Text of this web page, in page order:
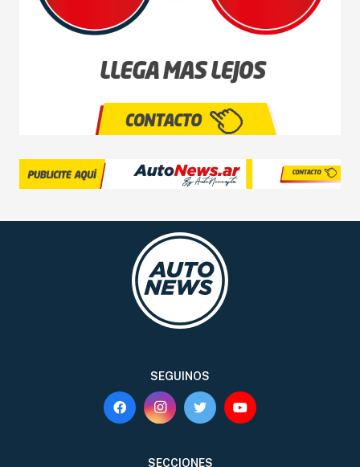
AGRO
COMPETICIÓN
SERVICIOS
SEGURIDAD VIAL
CLASIFICADOS
SEGUINOS
SECCIONES